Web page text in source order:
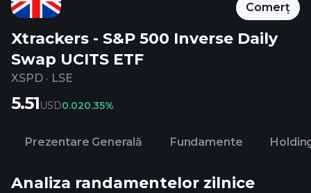
Comerț
Xtrackers - S&P 500 Inverse Daily
Swap UCITS ETF
XSPD · LSE
5.51USD0.020.35%
Prezentare Generală Fundamente
Analiza randamentelor zilnice